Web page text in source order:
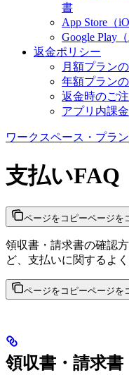
書
App Store（
Google Play
返金ポリシー
月額プラン
年額プラン
返金時のご
アプリ内課
ワークスペース・プラ
支払いFAQ
ページをコピーページを
領収書・請求書の確認
ど、支払いに関するよ
ページをコピーページを
領収書・請求